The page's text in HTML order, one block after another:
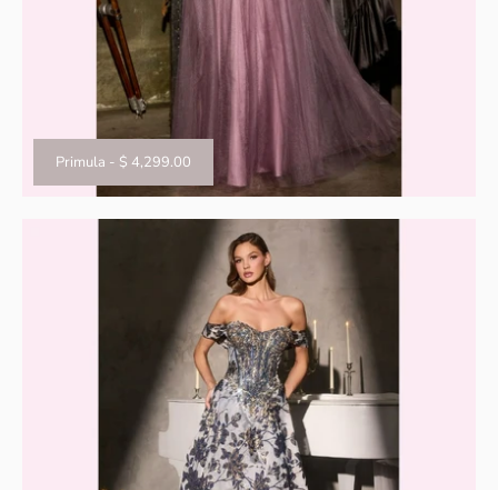
Primula - $ 4,299.00